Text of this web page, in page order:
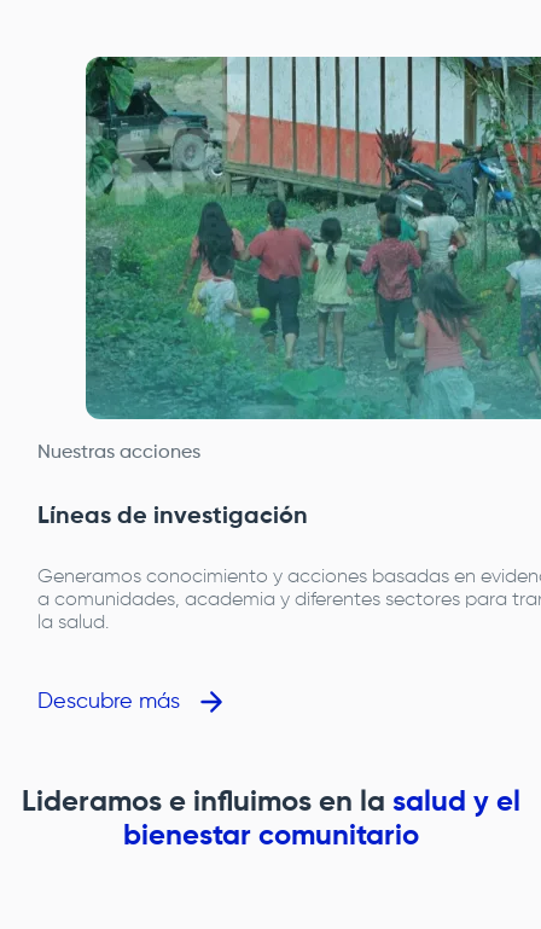
Nuestras acciones
Líneas de investigación
Generamos conocimiento y acciones basadas en
a comunidades, academia y diferentes sectores para
la salud.
Descubre más
Lideramos e influimos en la salud y el
bienestar comunitario